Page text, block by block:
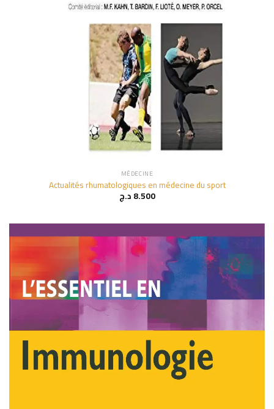
MÉDECINE
Actualités rhumatologiques en médecine du sport
8.500د.ج